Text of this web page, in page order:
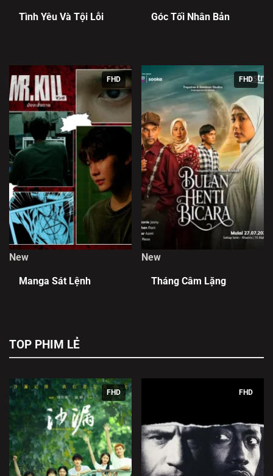
Tình Yêu Và Tội Lỗi Góc Tối Nhân Bản
FHD
New
Manga Sát Lệnh
FHD
New
Tháng Câm Lặng
TOP PHIM LẺ
FHD FHD